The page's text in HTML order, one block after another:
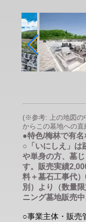
(※参考: 上の地図の
からこの墓地への
●特色/梅林で有名
○「いにしえ」は
や単身の方、墓
す。販売実績
料＋墓石工事代
別）より（数量
ニング墓地販売中
○事業主体・販売